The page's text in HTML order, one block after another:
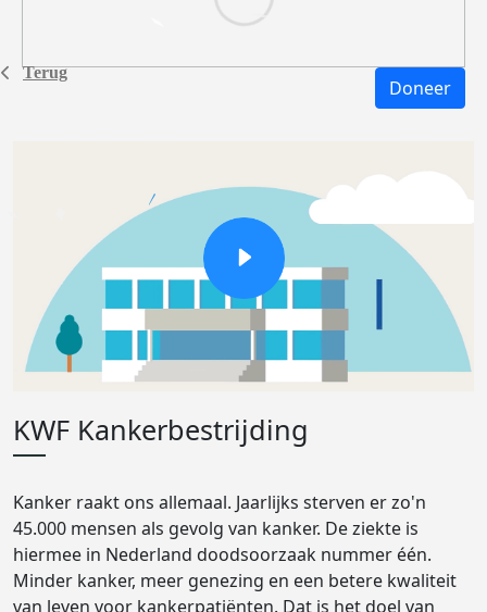
Terug
Doneer
KWF Kankerbestrijding
Kanker raakt ons allemaal. Jaarlijks sterven er zo'n
45.000 mensen als gevolg van kanker. De ziekte is
hiermee in Nederland doodsoorzaak nummer één.
Minder kanker, meer genezing en een betere kwaliteit
van leven voor kankerpatiënten. Dat is het doel van